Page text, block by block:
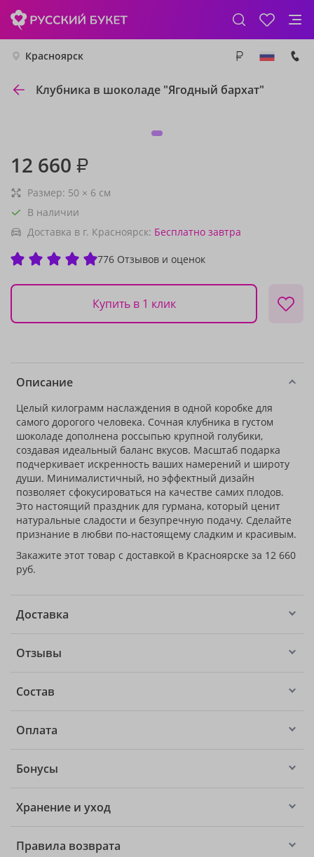
Красноярск
Клубника в шоколаде "Ягодный бархат"
12 660 ₽
Размер: 50 × 6 см
В наличии
Доставка в г. Красноярск: Бесплатно завтра
776 Отзывов и оценок
Купить в 1 клик
Описание
Целый килограмм наслаждения в одной коробке для
самого дорогого человека. Сочная клубника в густом
шоколаде дополнена россыпью крупной голубики,
создавая идеальный баланс вкусов. Масштаб подарка
подчеркивает искренность ваших намерений и широту
души. Минималистичный, но эффектный дизайн
позволяет сфокусироваться на качестве самих плодов.
Это настоящий праздник для гурмана, который ценит
натуральные сладости и безупречную подачу. Сделайте
признание в любви по-настоящему сладким и красивым.
Закажите этот товар с доставкой в Красноярске за 12 660
руб.
Доставка
Отзывы
Состав
Оплата
Бонусы
Хранение и уход
Правила возврата